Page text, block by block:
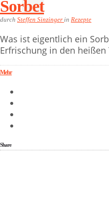
Sorbet
durch Steffen Sinzinger in Rezepte
Was ist eigentlich ein
Erfrischung in den
Mehr
Share